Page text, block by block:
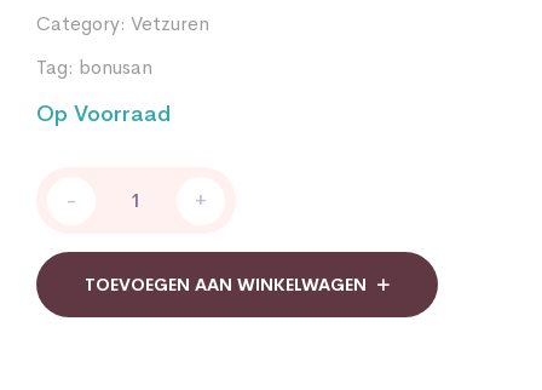
Category: Vetzuren
Tag: bonusan
Op Voorraad
OPC
mg
plus
quantity
- +
TOEVOEGEN AAN WINKELWAGEN